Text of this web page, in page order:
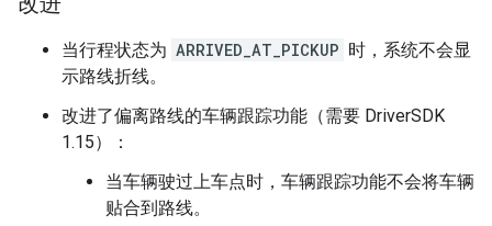
当行程状态为 ARRIVED_AT_PICKUP 时，系统不会显
示路线折线。
改进了偏离路线的车辆跟踪功能（需要 DriverSDK
1.15）：
当车辆驶过上车点时，车辆跟踪功能不会将车辆
贴合到路线。